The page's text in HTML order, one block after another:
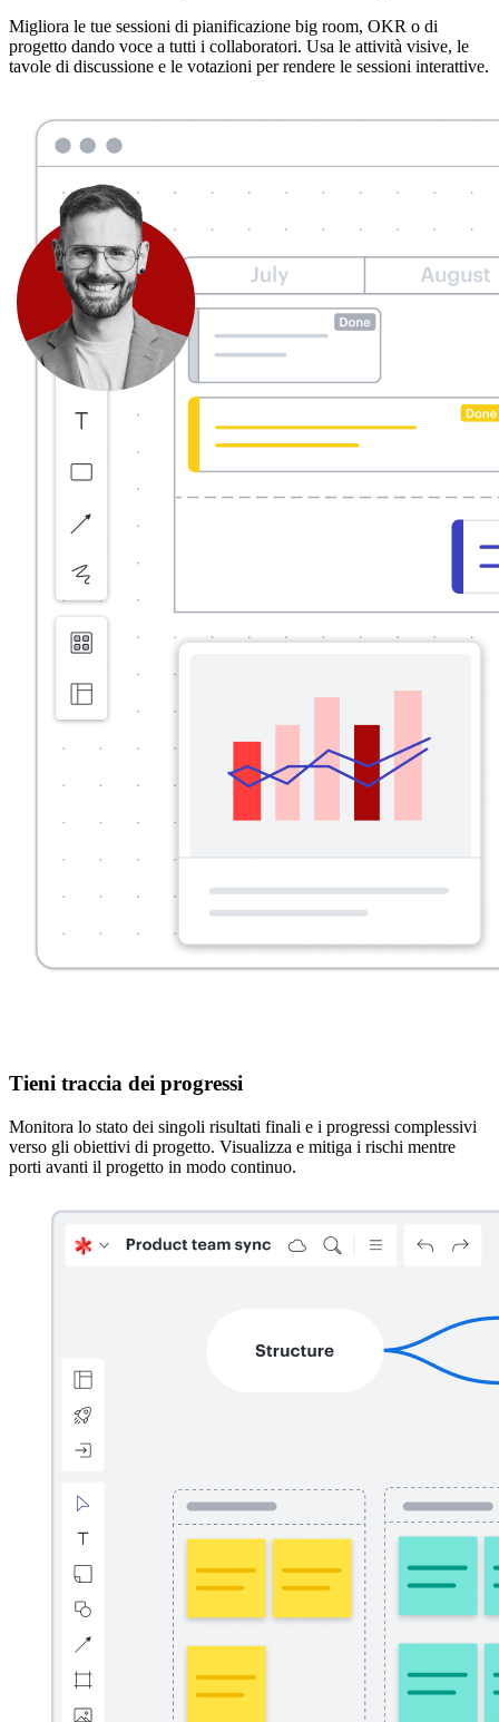
Migliora le tue sessioni di pianificazione big room, OKR o di
progetto dando voce a tutti i collaboratori. Usa le attività visive, le
tavole di discussione e le votazioni per rendere le sessioni interattive.
Tieni traccia dei progressi
Monitora lo stato dei singoli risultati finali e i progressi complessivi
verso gli obiettivi di progetto. Visualizza e mitiga i rischi mentre
porti avanti il progetto in modo continuo.